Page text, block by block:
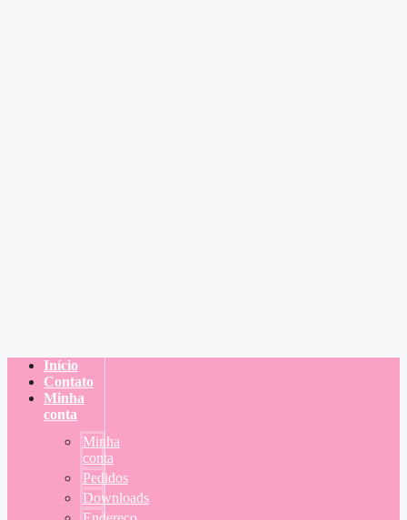
Início
Contato
Minha
conta
Minha
conta
Pedidos
Downloads